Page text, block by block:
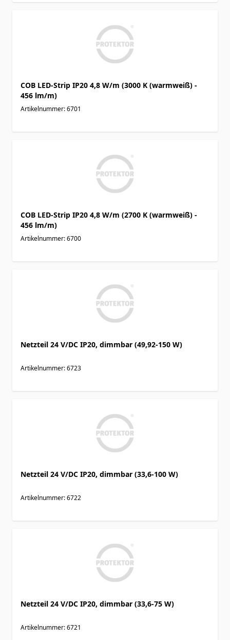
COB LED-Strip IP20 4,8 W/m (3000 K (warmweiß) -
456 lm/m)
Artikelnummer: 6701
COB LED-Strip IP20 4,8 W/m (2700 K (warmweiß) -
456 lm/m)
Artikelnummer: 6700
Netzteil 24 V/DC IP20, dimmbar (49,92-150 W)
Artikelnummer: 6723
Netzteil 24 V/DC IP20, dimmbar (33,6-100 W)
Artikelnummer: 6722
Netzteil 24 V/DC IP20, dimmbar (33,6-75 W)
Artikelnummer: 6721